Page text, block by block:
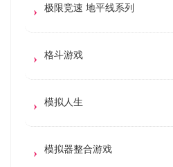
极限竞速 地平线系列
格斗游戏
模拟人生
模拟器整合游戏